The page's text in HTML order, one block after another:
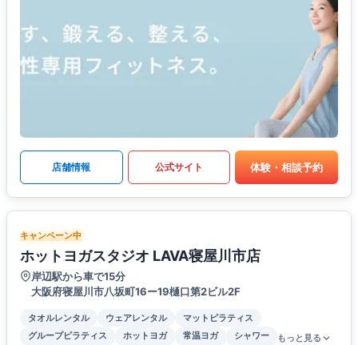
店舗情報 公式サイト 体験・相談予約
キャンペーン中
ホットヨガスタジオ LAVA寝屋川市店
岸辺駅から車で15分
大阪府寝屋川市八坂町16ー19樋口第2ビル2F
タオルレンタル ウェアレンタル
マットピラティス
グループピラティス
ホットヨガ 常温ヨガ シャワー もっと見る